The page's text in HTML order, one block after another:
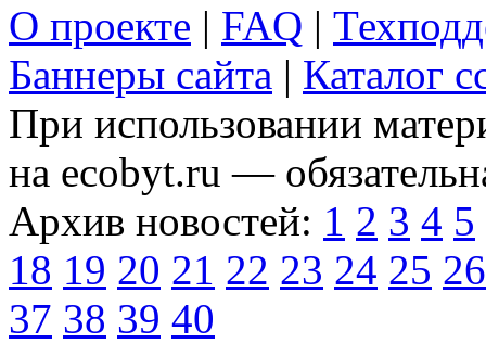
О проекте | FAQ |
Баннеры сайта | Каталог
При использовании
на ecobyt.ru —
Архив новостей: 1 2 3 4 5
18 19 20 21 22 23 24 25 26
37 38 39 40